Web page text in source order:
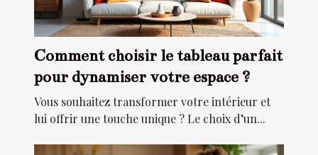
Comment choisir le tableau parfait
pour dynamiser votre espace ?
Vous souhaitez transformer votre intérieur et
lui offrir une touche unique ? Le choix d’un...